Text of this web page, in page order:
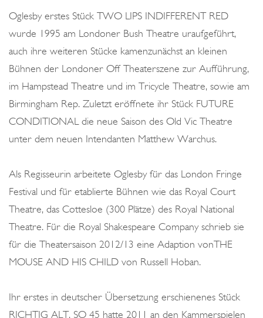
Oglesby erstes Stück TWO LIPS INDIFFERENT RED
wurde 1995 am Londoner Bush Theatre uraufgeführt,
auch ihre weiteren Stücke kamenzunächst an kleinen
Bühnen der Londoner Off Theaterszene zur Aufführung,
im Hampstead Theatre und im Tricycle Theatre, sowie am
Birmingham Rep. Zuletzt eröffnete ihr Stück FUTURE
CONDITIONAL die neue Saison des Old Vic Theatre
unter dem neuen Intendanten Matthew Warchus.
Als Regisseurin arbeitete Oglesby für das London Fringe
Festival und für etablierte Bühnen wie das Royal Court
Theatre, das Cottesloe (300 Plätze) des Royal National
Theatre. Für die Royal Shakespeare Company schrieb sie
für die Theatersaison 2012/13 eine Adaption vonTHE
MOUSE AND HIS CHILD von Russell Hoban.
Ihr erstes in deutscher Übersetzung erschienenes Stück
RICHTIG ALT, SO 45 hatte 2011 an den Kammerspielen